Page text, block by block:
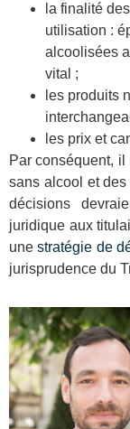
la finalité
utilisation :
alcoolisées
vital ;
les produits
les prix et
Par conséquent,
sans alcool et
décisions
juridique aux
unestratégie de
jurisprudence du